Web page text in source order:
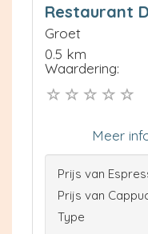
Restaurant
Groet
0.5 km
Waardering:
Meer
Prijs van
Prijs van
Type